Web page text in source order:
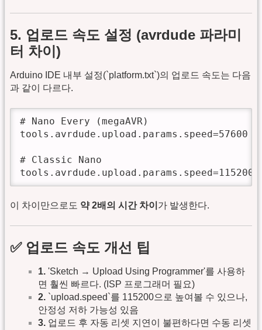
5. 업로드 속도 설정 (avrdude 파라미
터 차이)
Arduino IDE 내부 설정(`platform.txt`)의 업로드 속도는 다음
과 같이 다르다.
# Nano Every (megaAVR)
tools.avrdude.upload.params.speed=57600
# Classic Nano
tools.avrdude.upload.params.speed=115200
이 차이만으로도 약 2배의 시간 차이 가 발생한다.
✅ 업로드 속도 개선 팁
1. 'Sketch → Upload Using Programmer'를 사용하
면 훨씬 빠르다. (ISP 프로그래머 필요)
2. `upload.speed`를 115200으로 높여볼 수 있으나,
안정성 저하 가능성 있음
3. 업로드 후 자동 리셋 지연이 불편하다면 수동 리셋